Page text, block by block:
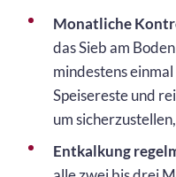
Monatliche
das Sieb am
mindestens
Speisereste und
um
Entkalkung